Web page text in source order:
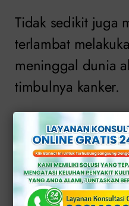
Tidak sedikit juga
terlambat
meninggal dunia
timbulnya kanker.
Sangat penting
sejak dini, entah
pengobatan,
secara seksual.